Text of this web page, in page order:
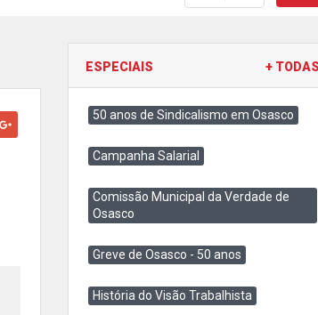
ESPECIAIS + TODAS
50 anos de Sindicalismo em Osasco
Campanha Salarial
Comissão Municipal da Verdade de
Osasco
Greve de Osasco - 50 anos
História do Visão Trabalhista